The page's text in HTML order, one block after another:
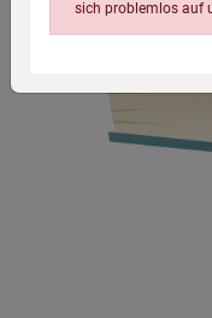
sich problemlos auf